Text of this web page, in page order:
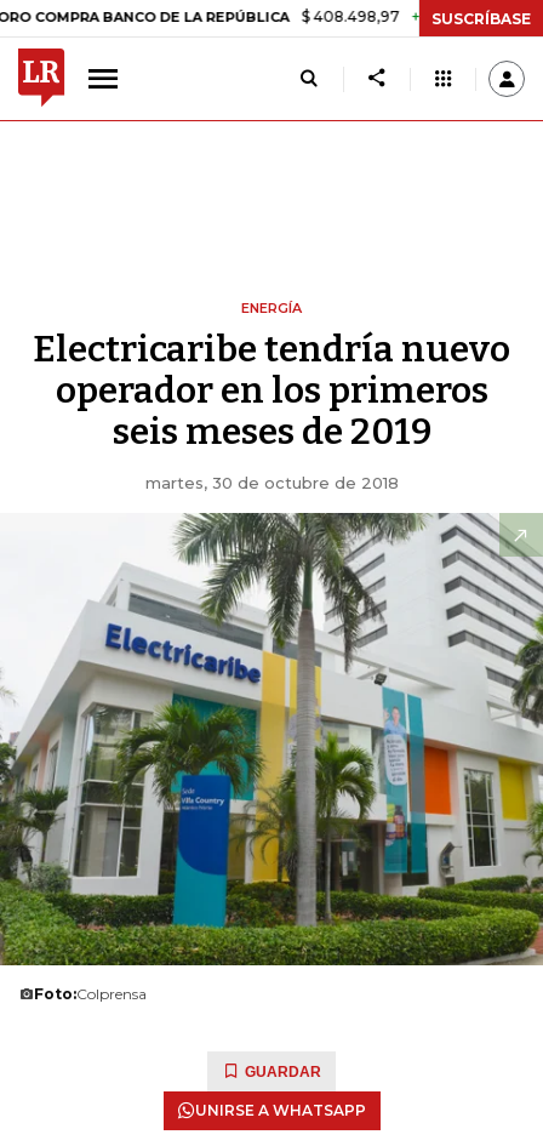
BANCO DE LA REPÚBLICA $ 408.498,97 +$ 8.753,81 +2,19%
SUSCRÍBASE
ENERGÍA
Electricaribe tendría nuevo
operador en los primeros
seis meses de 2019
martes, 30 de octubre de 2018
Foto:Colprensa
GUARDAR
UNIRSE A WHATSAPP